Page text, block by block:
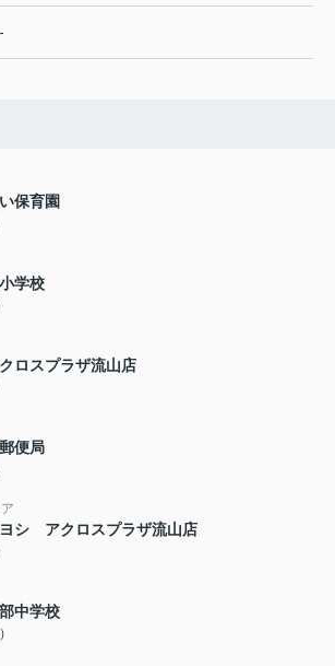
-
保育園
学校
ロスプラザ流山店
便局
シ アクロスプラザ流山店
中学校